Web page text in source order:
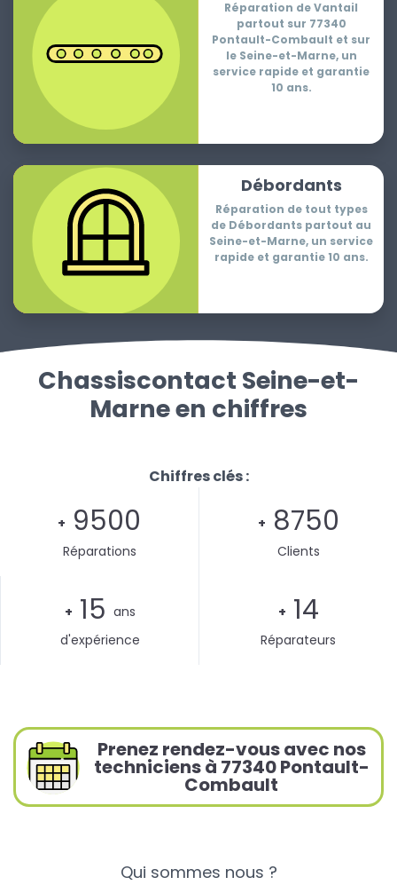
Réparation de Vantail
partout sur 77340
Pontault-Combault et sur
le Seine-et-Marne, un
service rapide et garantie
10 ans.
Débordants
Réparation de tout types
de Débordants partout au
Seine-et-Marne, un service
rapide et garantie 10 ans.
Chassiscontact Seine-et-
Marne en chiffres
Chiffres clés :
+ 9500
Réparations
+ 8750
Clients
+ 15 ans
d'expérience
+ 14
Réparateurs
Prenez rendez-vous avec nos
techniciens à 77340 Pontault-
Combault
Qui sommes nous ?